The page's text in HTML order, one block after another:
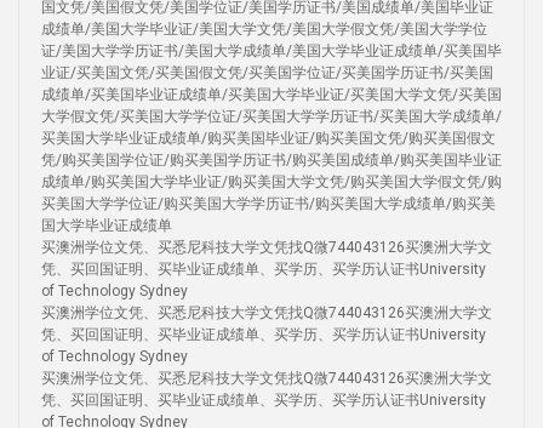
国文凭/美国假文凭/美国学位证/美国学历证书/美国成绩单/美国毕业证
成绩单/美国大学毕业证/美国大学文凭/美国大学假文凭/美国大学学位
证/美国大学学历证书/美国大学成绩单/美国大学毕业证成绩单/买美国毕
业证/买美国文凭/买美国假文凭/买美国学位证/买美国学历证书/买美国
成绩单/买美国毕业证成绩单/买美国大学毕业证/买美国大学文凭/买美国
大学假文凭/买美国大学学位证/买美国大学学历证书/买美国大学成绩单/
买美国大学毕业证成绩单/购买美国毕业证/购买美国文凭/购买美国假文
凭/购买美国学位证/购买美国学历证书/购买美国成绩单/购买美国毕业证
成绩单/购买美国大学毕业证/购买美国大学文凭/购买美国大学假文凭/购
买美国大学学位证/购买美国大学学历证书/购买美国大学成绩单/购买美
国大学毕业证成绩单
买澳洲学位文凭、买悉尼科技大学文凭找Q微744043126买澳洲大学文
凭、买回国证明、买毕业证成绩单、买学历、买学历认证书University
of Technology Sydney
买澳洲学位文凭、买悉尼科技大学文凭找Q微744043126买澳洲大学文
凭、买回国证明、买毕业证成绩单、买学历、买学历认证书University
of Technology Sydney
买澳洲学位文凭、买悉尼科技大学文凭找Q微744043126买澳洲大学文
凭、买回国证明、买毕业证成绩单、买学历、买学历认证书University
of Technology Sydney